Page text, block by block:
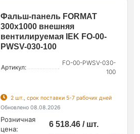
Фальш-панель FORMAT
300х1000 внешняя
вентилируемая IEK FO-00-
PWSV-030-100
Артикул:
FO-00-PWSV-030-
100
2 шт., срок поставки 5-7 рабочих дней
Обновлено 08.08.2026
Розничная
цена:
6 518.46 / шт.